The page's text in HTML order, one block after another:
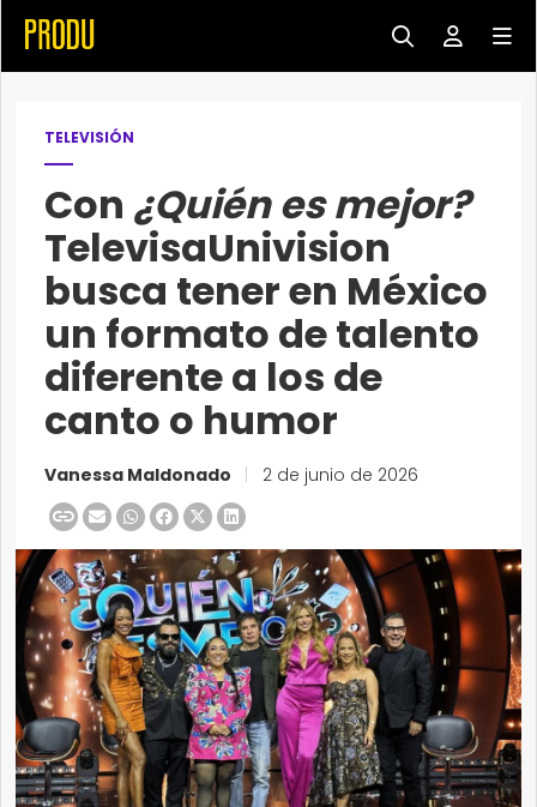
TELEVISIÓN
Con ¿Quién es mejor?
TelevisaUnivision
busca tener en México
un formato de talento
diferente a los de
canto o humor
Vanessa Maldonado 2 de junio de 2026